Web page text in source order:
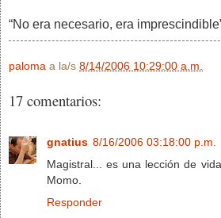
“No era necesario, era
paloma a la/s 8/14/2006 10:29:00 a.m.
17 comentarios:
gnatius 8/16/2006 03:18:00 p.m.
Magistral... es una lección de
Momo.
Responder